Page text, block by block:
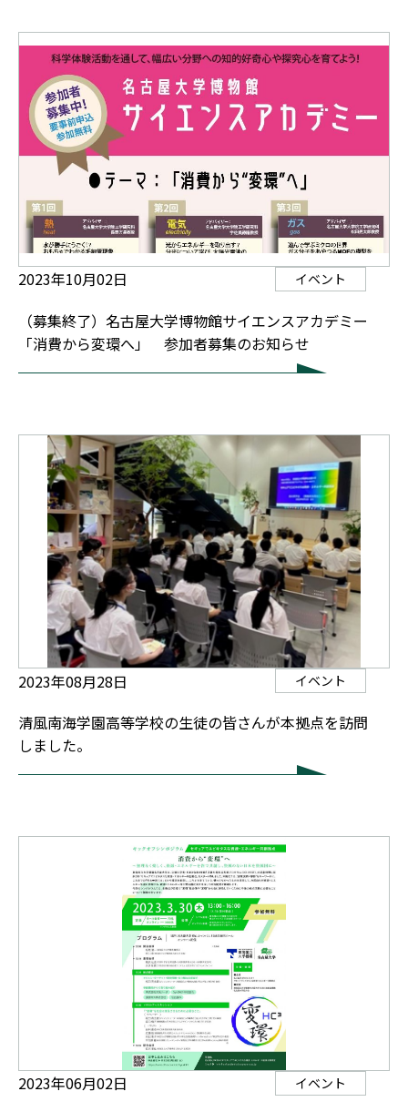
2023年10月02日 イベント
（募集終了）名古屋大学博物館サイエンスアカデミー
「消費から変環へ」 参加者募集のお知らせ
2023年08月28日 イベント
清風南海学園高等学校の生徒の皆さんが本拠点を訪問
しました。
2023年06月02日 イベント